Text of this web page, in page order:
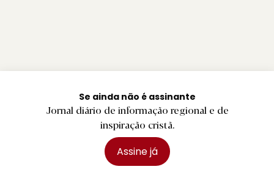
Se ainda não é assinante
Jornal diário de informação regional e de
inspiração cristã.
Assine já